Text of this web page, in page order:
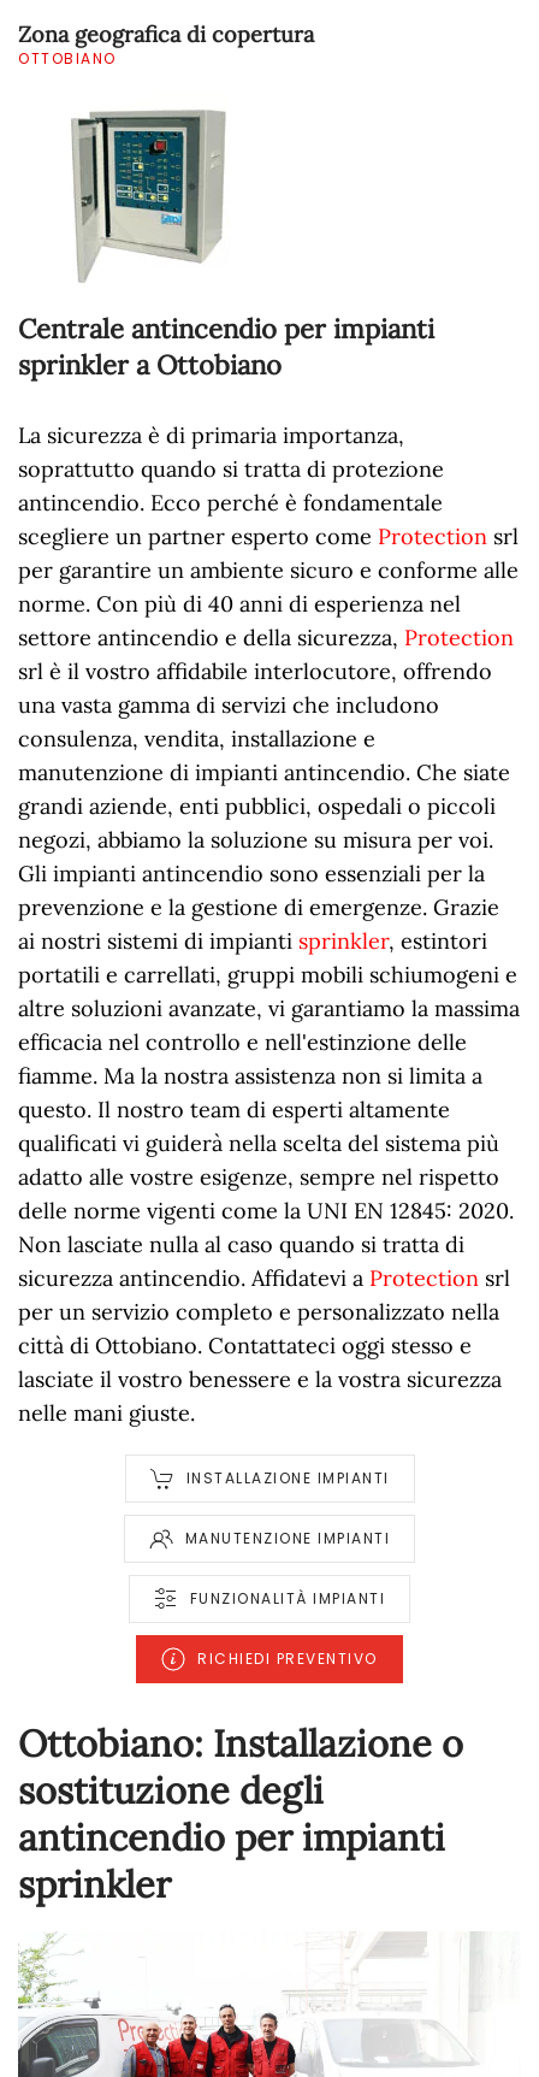
Zona geografica di copertura
OTTOBIANO
Centrale antincendio per impianti
sprinkler a Ottobiano
La sicurezza è di primaria importanza,
soprattutto quando si tratta di protezione
antincendio. Ecco perché è fondamentale
scegliere un partner esperto come Protection srl
per garantire un ambiente sicuro e conforme alle
norme. Con più di 40 anni di esperienza nel
settore antincendio e della sicurezza, Protection
srl è il vostro affidabile interlocutore, offrendo
una vasta gamma di servizi che includono
consulenza, vendita, installazione e
manutenzione di impianti antincendio. Che siate
grandi aziende, enti pubblici, ospedali o piccoli
negozi, abbiamo la soluzione su misura per voi.
Gli impianti antincendio sono essenziali per la
prevenzione e la gestione di emergenze. Grazie
ai nostri sistemi di impianti sprinkler, estintori
portatili e carrellati, gruppi mobili schiumogeni e
altre soluzioni avanzate, vi garantiamo la massima
efficacia nel controllo e nell'estinzione delle
fiamme. Ma la nostra assistenza non si limita a
questo. Il nostro team di esperti altamente
qualificati vi guiderà nella scelta del sistema più
adatto alle vostre esigenze, sempre nel rispetto
delle norme vigenti come la UNI EN 12845: 2020.
Non lasciate nulla al caso quando si tratta di
sicurezza antincendio. Affidatevi a Protection srl
per un servizio completo e personalizzato nella
città di Ottobiano. Contattateci oggi stesso e
lasciate il vostro benessere e la vostra sicurezza
nelle mani giuste.
INSTALLAZIONE IMPIANTI
MANUTENZIONE IMPIANTI
FUNZIONALITÀ IMPIANTI
RICHIEDI PREVENTIVO
Ottobiano: Installazione o
sostituzione degli
antincendio per impianti
sprinkler